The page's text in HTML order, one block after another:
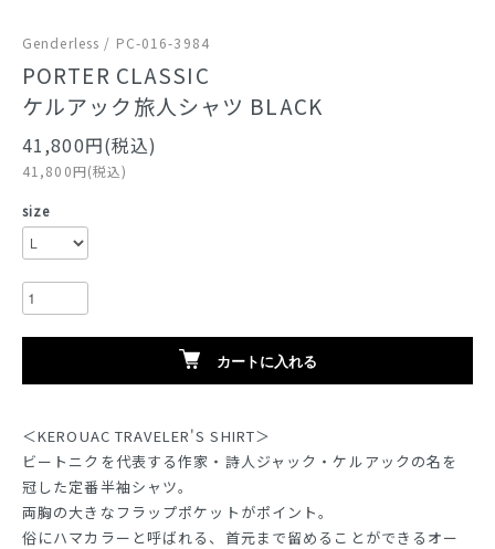
Genderless / PC-016-3984
PORTER CLASSIC
ケルアック旅人シャツ BLACK
41,800円(税込)
41,800円(税込)
size
カートに入れる
＜KEROUAC TRAVELER'S SHIRT＞
ビートニクを代表する作家・詩人ジャック・ケルアックの名を
冠した定番半袖シャツ。
両胸の大きなフラップポケットがポイント。
俗にハマカラーと呼ばれる、首元まで留めることができるオー